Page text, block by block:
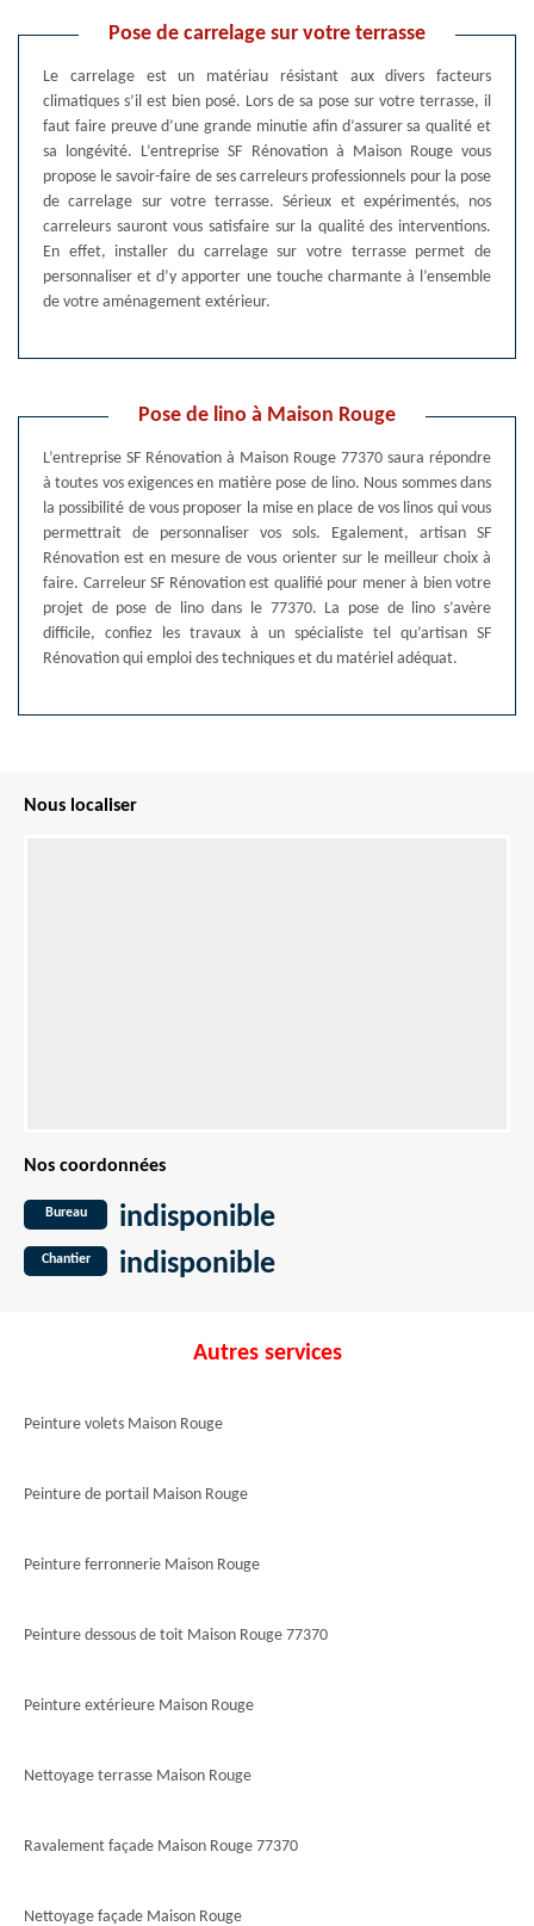
Pose de carrelage sur votre terrasse
Le carrelage est un matériau résistant aux divers facteurs
climatiques s’il est bien posé. Lors de sa pose sur votre terrasse, il
faut faire preuve d’une grande minutie afin d’assurer sa qualité et
sa longévité. L’entreprise SF Rénovation à Maison Rouge vous
propose le savoir-faire de ses carreleurs professionnels pour la pose
de carrelage sur votre terrasse. Sérieux et expérimentés, nos
carreleurs sauront vous satisfaire sur la qualité des interventions.
En effet, installer du carrelage sur votre terrasse permet de
personnaliser et d’y apporter une touche charmante à l’ensemble
de votre aménagement extérieur.
Pose de lino à Maison Rouge
L’entreprise SF Rénovation à Maison Rouge 77370 saura répondre
à toutes vos exigences en matière pose de lino. Nous sommes dans
la possibilité de vous proposer la mise en place de vos linos qui vous
permettrait de personnaliser vos sols. Egalement, artisan SF
Rénovation est en mesure de vous orienter sur le meilleur choix à
faire. Carreleur SF Rénovation est qualifié pour mener à bien votre
projet de pose de lino dans le 77370. La pose de lino s’avère
difficile, confiez les travaux à un spécialiste tel qu’artisan SF
Rénovation qui emploi des techniques et du matériel adéquat.
Nous localiser
Nos coordonnées
Bureau indisponible
Chantier indisponible
Autres services
Peinture volets Maison Rouge
Peinture de portail Maison Rouge
Peinture ferronnerie Maison Rouge
Peinture dessous de toit Maison Rouge 77370
Peinture extérieure Maison Rouge
Nettoyage terrasse Maison Rouge
Ravalement façade Maison Rouge 77370
Nettoyage façade Maison Rouge